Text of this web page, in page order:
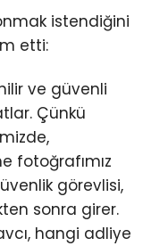
istendiğini
etti:
ve güvenli
Çünkü
fotoğrafımız
görevlisi,
sonra girer.
hangi adliye